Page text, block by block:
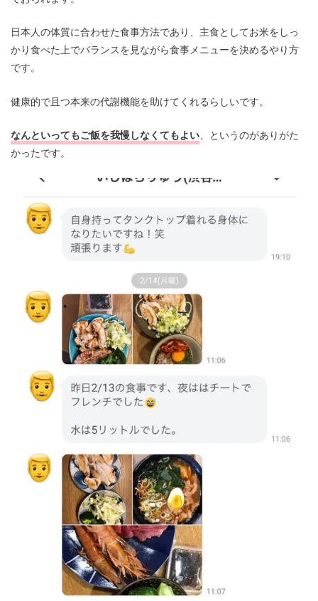
日本人の体質に合わせた食事方法であり、主食としてお米をしっ
かり食べた上でバランスを見ながら食事メニューを決めるやり方
です。
健康的で且つ本来の代謝機能を助けてくれるらしいです。
なんといってもご飯を我慢しなくてもよい 、というのがありがた
かったです。